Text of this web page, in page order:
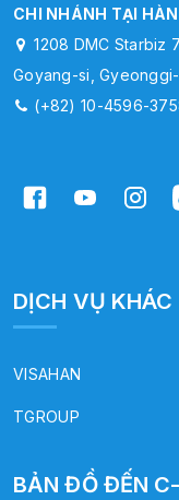
CHI NHÁNH TẠI
1208 DMC Starbiz
Goyang-si,
(+82) 10-4596-
DỊCH VỤ KHÁC
VISAHAN
TGROUP
BẢN ĐỒ ĐẾN